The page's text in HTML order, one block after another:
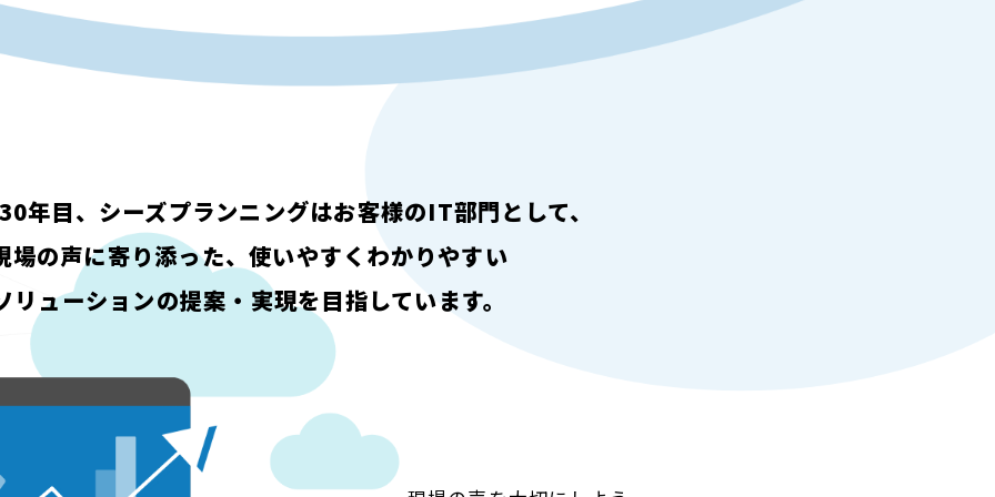
年目、シーズプランニングはお客様のIT部門として、
場の声に寄り添った、使いやすくわかりやすい
リューションの提案・実現を目指しています。